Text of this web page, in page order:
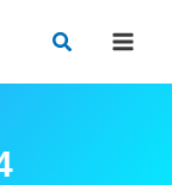
搜